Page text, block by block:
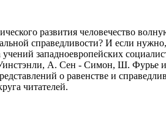
развития человечество
справедливости? И если
западноевропейских
А. Сен - Симон, Ш. Фурье и
о равенстве и
читателей.